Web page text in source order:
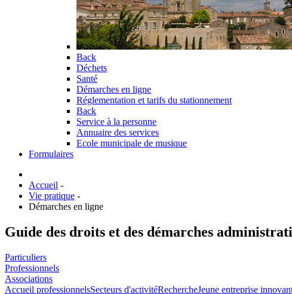
Back
Déchets
Santé
Démarches en ligne
Réglementation et tarifs du stationnement
Back
Service à la personne
Annuaire des services
Ecole municipale de musique
Formulaires
Accueil -
Vie pratique -
Démarches en ligne
Guide des droits et des démarches
Particuliers
Professionnels
Associations
Accueil professionnelsSecteurs d'activitéRechercheJeune entreprise